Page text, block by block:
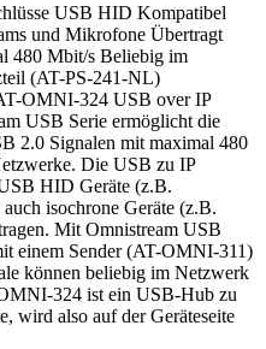
USB HID Kompatibel
und Mikrofone Übertragt
480 Mbit/s Beliebig im
(AT-PS-241-NL)
OMNI-324 USB over IP
USB Serie ermöglicht die
2.0 Signalen mit maximal 480
Die USB zu IP
HID Geräte (z.B.
isochrone Geräte (z.B.
Mit Omnistream USB
einem Sender (AT-OMNI-311)
können beliebig im Netzwerk
324 ist ein USB-Hub zu
wird also auf der Geräteseite